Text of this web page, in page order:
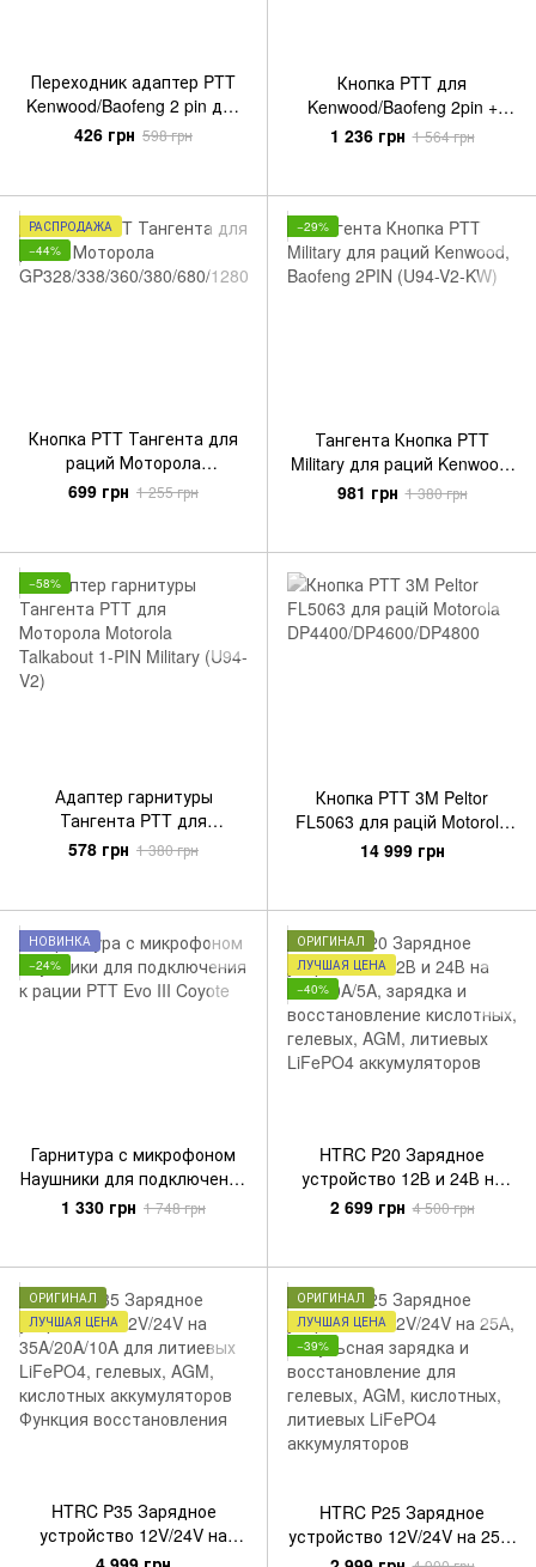
Переходник адаптер PTT
Kenwood/Baofeng 2 pin для
раций Baofeng UV-9R/UV-
5R, BF-9700/A58/888s
426 грн 598 грн
Кнопка PTT для
Kenwood/Baofeng 2pin +
переходник для Баофенг
UV-9R/UV-5R
1 236 грн 1 564 грн
РАСПРОДАЖА
−44%
Кнопка PTT Тангента для
раций Моторола
GP328/338/360/380/680/128
699 грн 1 255 грн
−29%
Тангента Кнопка PTT
Military для раций Kenwood,
Baofeng 2PIN (U94-V2-KW)
981 грн 1 380 грн
−58%
Адаптер гарнитуры
Тангента PTT для
Моторола Motorola
Talkabout 1-PIN Military (U94-
578 грн 1 380 грн
Кнопка PTT 3M Peltor
FL5063 для рацій Motorola
DP4400/DP4600/DP4800
14 999 грн
НОВИНКА
−24%
Гарнитура с микрофоном
Наушники для подключения
к рации PTT Evo III Coyote
1 330 грн 1 748 грн
ОРИГИНАЛ
ЛУЧШАЯ ЦЕНА
−40%
HTRC P20 Зарядное
устройство 12В и 24В на
20A/10A/5A, зарядка и
LiFePO4 аккумуляторов
2 699 грн 4 500 грн
ОРИГИНАЛ
ЛУЧШАЯ ЦЕНА
HTRC P35 Зарядное
устройство 12V/24V на
35A/20A/10A для литиевых
ОРИГИНАЛ
ЛУЧШАЯ ЦЕНА
−39%
HTRC P25 Зарядное
устройство 12V/24V на 25А,
импульсная зарядка и